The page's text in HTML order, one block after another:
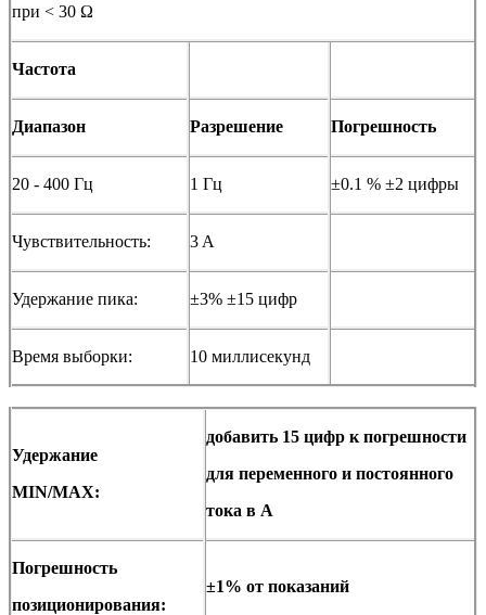
при < 30 Ω
Частота
Диапазон Разрешение Погрешность
20 - 400 Гц 1 Гц ±0.1 % ±2 цифры
Чувствительность: 3 A
Удержание пика: ±3% ±15 цифр
Время выборки: 10 миллисекунд
Удержание
MIN/MAX:
добавить 15 цифр к погрешности
для переменного и постоянного
тока в A
Погрешность
позиционирования:
±1% от показаний